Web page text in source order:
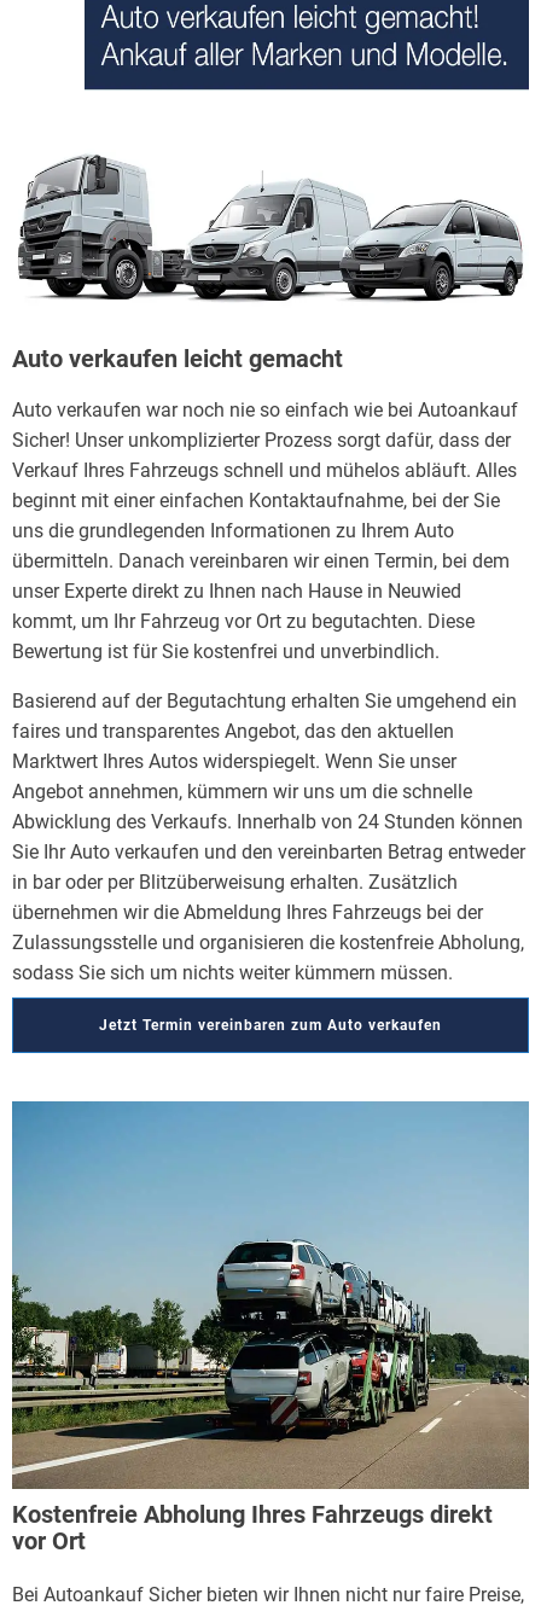
Auto verkaufen leicht gemacht
Auto verkaufen war noch nie so einfach wie bei Autoankauf
Sicher! Unser unkomplizierter Prozess sorgt dafür, dass der
Verkauf Ihres Fahrzeugs schnell und mühelos abläuft. Alles
beginnt mit einer einfachen Kontaktaufnahme, bei der Sie
uns die grundlegenden Informationen zu Ihrem Auto
übermitteln. Danach vereinbaren wir einen Termin, bei dem
unser Experte direkt zu Ihnen nach Hause in Neuwied
kommt, um Ihr Fahrzeug vor Ort zu begutachten. Diese
Bewertung ist für Sie kostenfrei und unverbindlich.
Basierend auf der Begutachtung erhalten Sie umgehend ein
faires und transparentes Angebot, das den aktuellen
Marktwert Ihres Autos widerspiegelt. Wenn Sie unser
Angebot annehmen, kümmern wir uns um die schnelle
Abwicklung des Verkaufs. Innerhalb von 24 Stunden können
Sie Ihr Auto verkaufen und den vereinbarten Betrag entweder
in bar oder per Blitzüberweisung erhalten. Zusätzlich
übernehmen wir die Abmeldung Ihres Fahrzeugs bei der
Zulassungsstelle und organisieren die kostenfreie Abholung,
sodass Sie sich um nichts weiter kümmern müssen.
Jetzt Termin vereinbaren zum Auto verkaufen
Kostenfreie Abholung Ihres Fahrzeugs direkt
vor Ort
Bei Autoankauf Sicher bieten wir Ihnen nicht nur faire Preise,